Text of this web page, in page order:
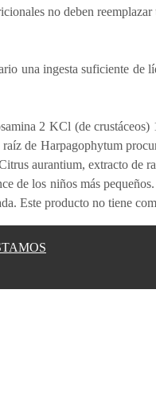
no deben
una ingesta suficiente
2 KCl (de
de Harpagophytum
aurantium, extracto de
de los niños más
Este producto no tiene